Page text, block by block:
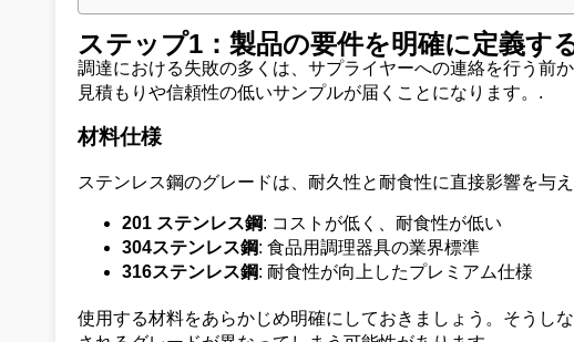
ステップ1：製品の要件を明確に定義す
調達における失敗の多くは、サプライヤーへの連絡を行う前
見積もりや信頼性の低いサンプルが届くことになります。.
材料仕様
ステンレス鋼のグレードは、耐久性と耐食性に直接影響を与え
201 ステンレス鋼: コストが低く、耐食性が低い
304ステンレス鋼: 食品用調理器具の業界標準
316ステンレス鋼: 耐食性が向上したプレミアム仕様
使用する材料をあらかじめ明確にしておきましょう。そうし